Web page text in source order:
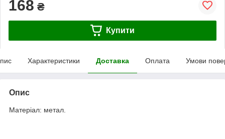
168 ₴
Купити
Характеристики Доставка Оплата Умови
Опис
Матеріал: метал.